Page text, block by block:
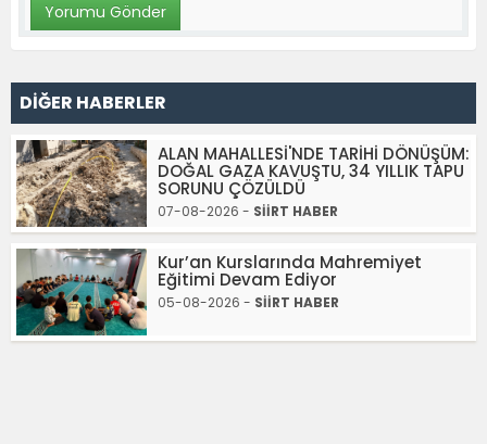
DİĞER HABERLER
ALAN MAHALLESİ'NDE TARİHİ DÖNÜŞÜM:
DOĞAL GAZA KAVUŞTU, 34 YILLIK TAPU
SORUNU ÇÖZÜLDÜ
07-08-2026 - SİİRT HABER
Kur’an Kurslarında Mahremiyet
Eğitimi Devam Ediyor
05-08-2026 - SİİRT HABER